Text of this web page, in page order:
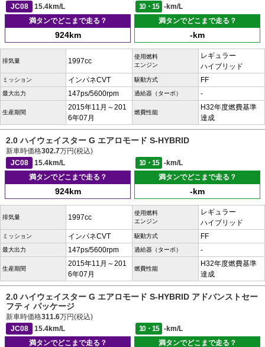
JC08
15.4km/L 10・15
-km/L
満タンでどこまで走る？
924km
満タンでどこまで走る？
-km
排気量 1997cc
使用燃料
エンジン
レギュラー
ハイブリッド
ミッション インパネCVT 駆動方式 FF
最大出力 147ps/5600rpm 過給器（ターボ） -
生産期間
2015年11月～201
6年07月
燃費性能
H32年度燃費基準
達成
2.0 ハイウェイスター G エアロモード S-HYBRID
新車時価格302.7万円(税込)
JC08
15.4km/L 10・15
-km/L
満タンでどこまで走る？
924km
満タンでどこまで走る？
-km
排気量 1997cc
使用燃料
エンジン
レギュラー
ハイブリッド
ミッション インパネCVT 駆動方式 FF
最大出力 147ps/5600rpm 過給器（ターボ） -
生産期間
2015年11月～201
6年07月
燃費性能
H32年度燃費基準
達成
2.0 ハイウェイスター G エアロモード S-HYBRID アドバンストセー
フティ パッケージ
新車時価格311.6万円(税込)
JC08
15.4km/L 10・15
-km/L
満タンでどこまで走る？
満タンでどこまで走る？